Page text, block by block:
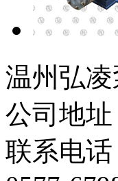
温州弘
公司地
联系电话